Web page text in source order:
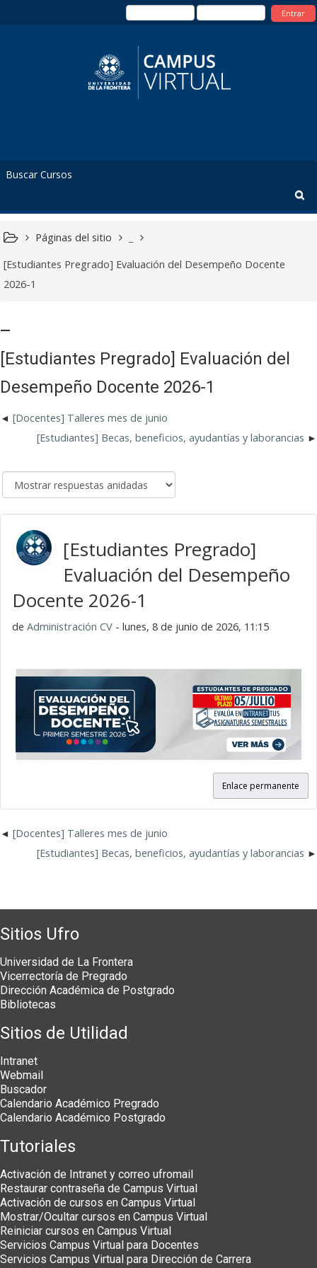
Entrar
Páginas del sitio
[Estudiantes Pregrado] Evaluación del Desempeño Docente
2026-1
[Estudiantes Pregrado] Evaluación del
Desempeño Docente 2026-1
[Docentes] Talleres mes de junio
[Estudiantes] Becas, beneficios, ayudantías y laborancias
[Estudiantes Pregrado]
Evaluación del Desempeño
Docente 2026-1
de Administración CV - lunes, 8 de junio de 2026, 11:15
Enlace permanente
[Docentes] Talleres mes de junio
[Estudiantes] Becas, beneficios, ayudantías y laborancias
Sitios Ufro
Universidad de La Frontera
Vicerrectoría de Pregrado
Dirección Académica de Postgrado
Bibliotecas
Sitios de Utilidad
Intranet
Webmail
Buscador
Calendario Académico Pregrado
Calendario Académico Postgrado
Tutoriales
Activación de Intranet y correo ufromail
Restaurar contraseña de Campus Virtual
Activación de cursos en Campus Virtual
Mostrar/Ocultar cursos en Campus Virtual
Reiniciar cursos en Campus Virtual
Servicios Campus Virtual para Docentes
Servicios Campus Virtual para Dirección de Carrera